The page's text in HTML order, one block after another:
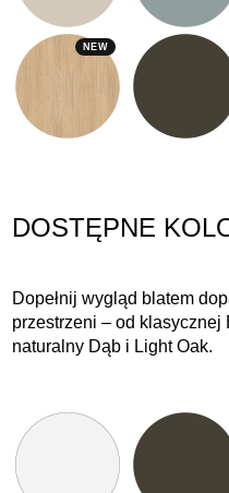
NEW
DOSTĘPNE
Dopełnij wygląd blatem
przestrzeni – od klasycznej
naturalny Dąb i Light Oak.